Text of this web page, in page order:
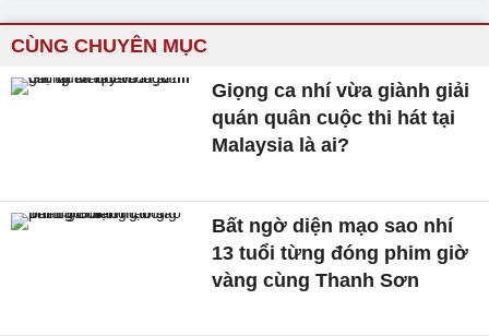
CÙNG CHUYÊN MỤC
Giọng ca nhí vừa giành giải
quán quân cuộc thi hát tại
Malaysia là ai?
Bất ngờ diện mạo sao nhí
13 tuổi từng đóng phim giờ
vàng cùng Thanh Sơn